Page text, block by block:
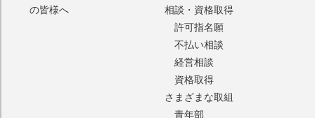
の皆様へ
相談・資格取得
許可指名願
不払い相談
経営相談
資格取得
さまざまな取組
青年部